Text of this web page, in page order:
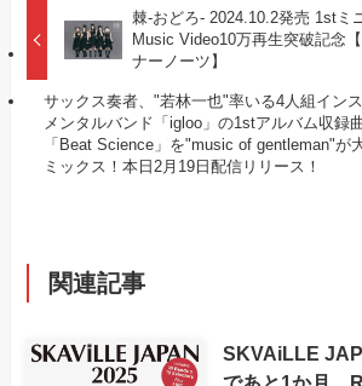
棘-おどろ- 2024.10.2発売 1stミ
Music Video10万再生突破記念
ナーノーツ】
サックス奏者、"若林一也"率いる4人組イン
メンタルバンド「igloo」の1stアルバム収録
「Beat Science」を"music of gentleman"が
ミックス！本日2月19日配信リリース！
関連記事
SKVAiLLE